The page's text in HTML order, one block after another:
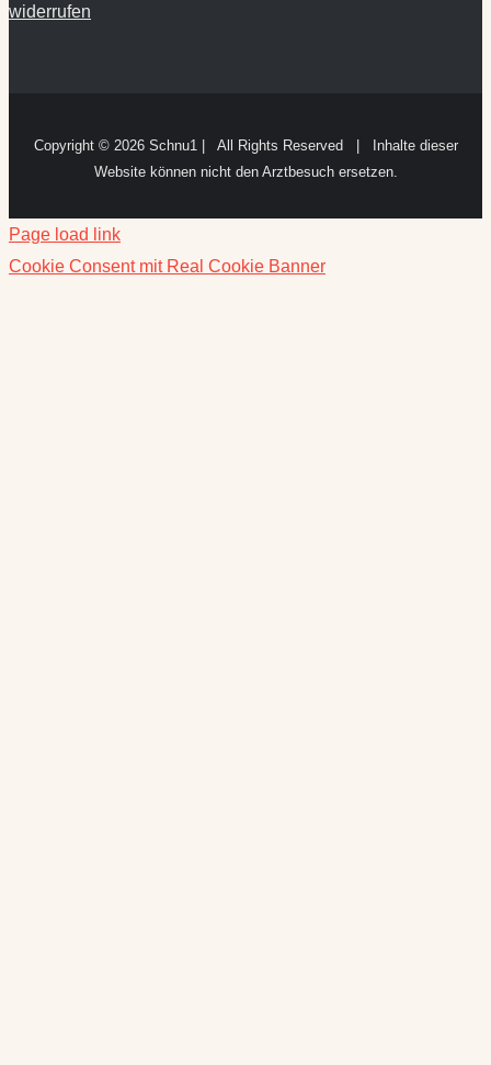
widerrufen
Copyright © 2026 Schnu1 | All Rights Reserved | Inhalte dieser
Website können nicht den Arztbesuch ersetzen.
Page load link
Cookie Consent mit Real Cookie Banner